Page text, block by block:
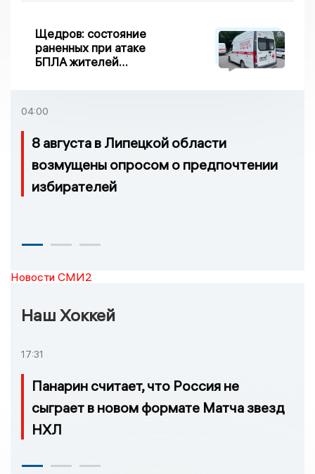
Щедров: состояние
раненных при атаке
БПЛА жителей
04:00
8 августа в Липецкой области
возмущены опросом о предпочтении
избирателей
Новости СМИ2
Наш Хоккей
17:31
Панарин считает, что Россия не
сыграет в новом формате Матча звезд
НХЛ